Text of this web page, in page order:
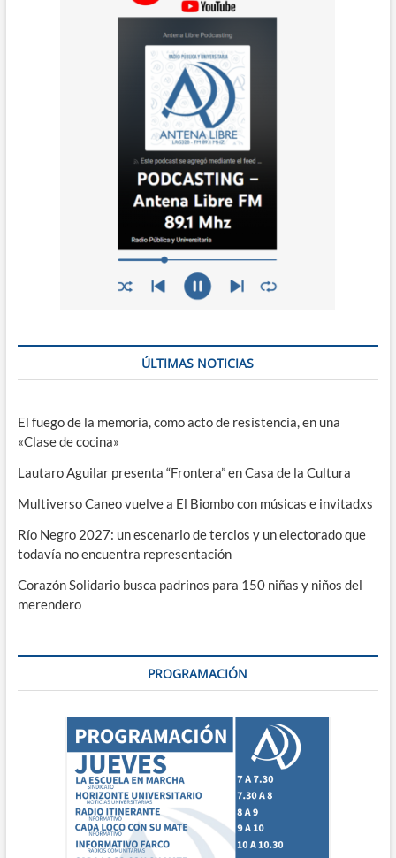
ÚLTIMAS NOTICIAS
El fuego de la memoria, como acto de resistencia, en una
«Clase de cocina»
Lautaro Aguilar presenta “Frontera” en Casa de la Cultura
Multiverso Caneo vuelve a El Biombo con músicas e invitadxs
Río Negro 2027: un escenario de tercios y un electorado que
todavía no encuentra representación
Corazón Solidario busca padrinos para 150 niñas y niños del
merendero
PROGRAMACIÓN